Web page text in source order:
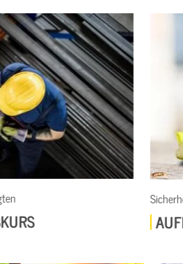
AUFFRISCHUNGSKURS